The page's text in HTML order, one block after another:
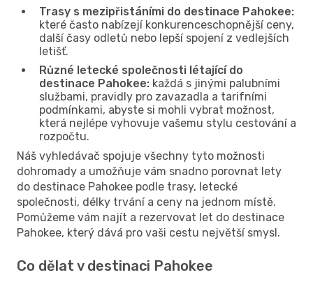
Trasy s mezipřistáními do destinace Pahokee:
které často nabízejí konkurenceschopnější ceny,
další časy odletů nebo lepší spojení z vedlejších
letišť.
Různé letecké společnosti létající do
destinace Pahokee: každá s jinými palubními
službami, pravidly pro zavazadla a tarifními
podmínkami, abyste si mohli vybrat možnost,
která nejlépe vyhovuje vašemu stylu cestování a
rozpočtu.
Náš vyhledávač spojuje všechny tyto možnosti
dohromady a umožňuje vám snadno porovnat lety
do destinace Pahokee podle trasy, letecké
společnosti, délky trvání a ceny na jednom místě.
Pomůžeme vám najít a rezervovat let do destinace
Pahokee, který dává pro vaši cestu největší smysl.
Co dělat v destinaci Pahokee